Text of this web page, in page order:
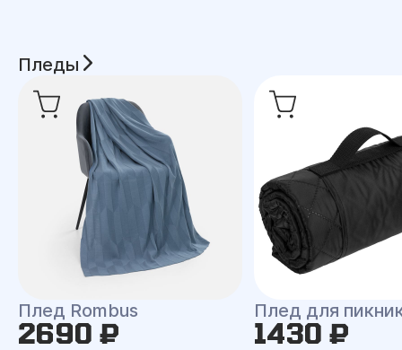
Пледы
Плед Rombus
2690 ₽
Плед для
1430 ₽